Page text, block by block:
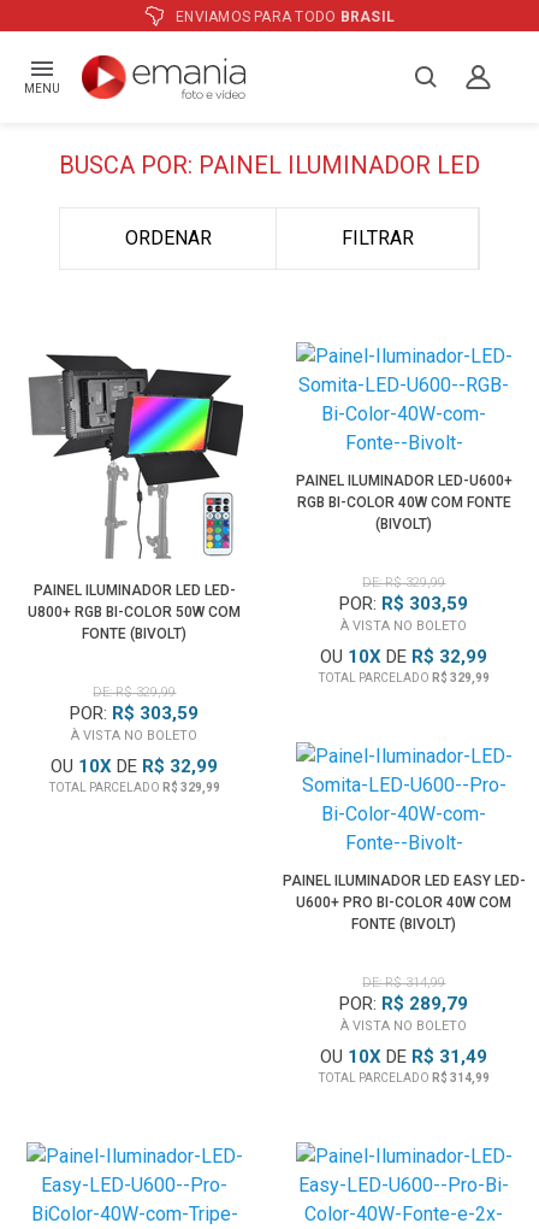
ENVIAMOS PARA TODO BRASIL
MENU
BUSCA POR: PAINEL ILUMINADOR LED
ORDENAR FILTRAR
PAINEL ILUMINADOR LED LED-
U800+ RGB BI-COLOR 50W COM
FONTE (BIVOLT)
DE: R$ 329,99
POR: R$ 303,59
À VISTA NO BOLETO
OU 10X DE R$ 32,99
TOTAL PARCELADO R$ 329,99
PAINEL ILUMINADOR LED-U600+
RGB BI-COLOR 40W COM FONTE
(BIVOLT)
DE: R$ 329,99
POR: R$ 303,59
À VISTA NO BOLETO
OU 10X DE R$ 32,99
TOTAL PARCELADO R$ 329,99
PAINEL ILUMINADOR LED EASY LED-
U600+ PRO BI-COLOR 40W COM
FONTE (BIVOLT)
DE: R$ 314,99
POR: R$ 289,79
À VISTA NO BOLETO
OU 10X DE R$ 31,49
TOTAL PARCELADO R$ 314,99